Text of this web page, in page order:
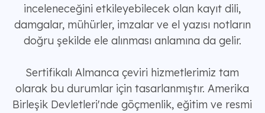
inceleneceğini etkileyebilecek olan kayıt dili,
damgalar, mühürler, imzalar ve el yazısı notların
doğru şekilde ele alınması anlamına da gelir.
Sertifikalı Almanca çeviri hizmetlerimiz tam
olarak bu durumlar için tasarlanmıştır. Amerika
Birleşik Devletleri'nde göçmenlik, eğitim ve resmi